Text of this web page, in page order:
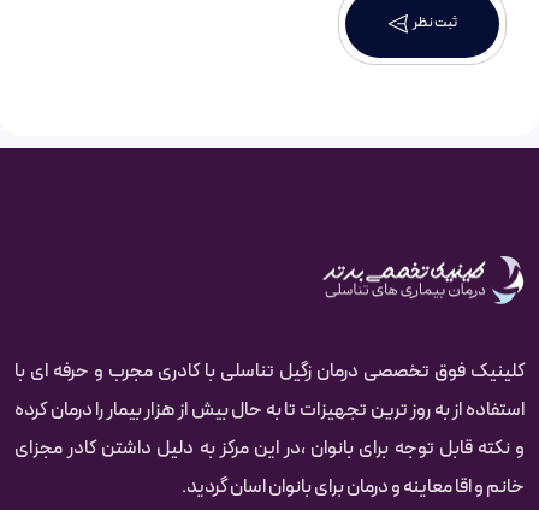
ثبت نظر
کلینیک فوق تخصصی درمان زگیل تناسلی با کادری مجرب و حرفه ای با
استفاده از به روز ترین تجهیزات تا به حال بیش از هزار بیمار را درمان کرده‌‌‌‌
و نکته قابل توجه برای بانوان ،در این مرکز به دلیل داشتن کادر مجزای
خانم و اقا معاینه و درمان برای بانوان اسان گردید.